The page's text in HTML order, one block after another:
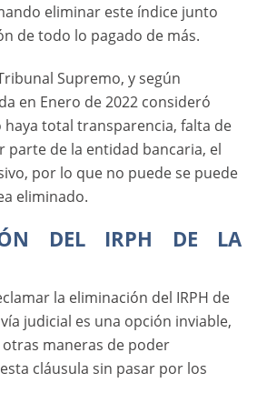
eliminar este índice junto
de todo lo pagado de más.
Supremo, y según
en Enero de 2022 consideró
haya total transparencia, falta de
parte de la entidad bancaria, el
por lo que no puede se puede
eliminado.
DEL IRPH DE LA
la eliminación del IRPH de
judicial es una opción inviable,
maneras de poder
cláusula sin pasar por los